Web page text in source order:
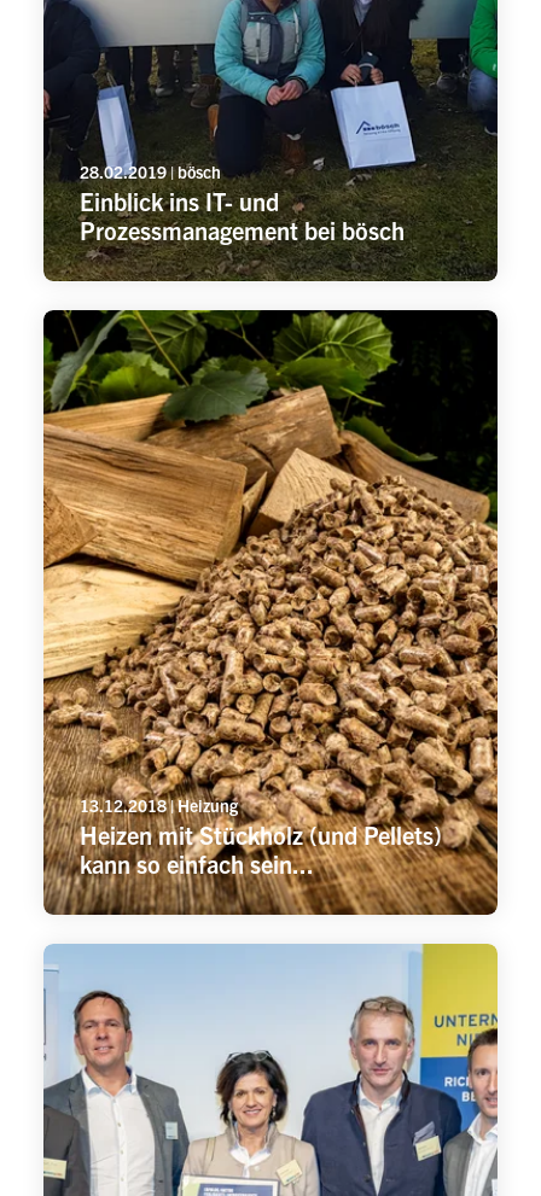
28.02.2019 | bösch
Einblick ins IT- und
Prozessmanagement bei bösch
13.12.2018 | Heizung
Heizen mit Stückholz (und Pellets)
kann so einfach sein...